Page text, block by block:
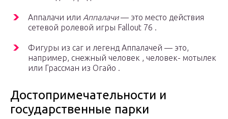
Аппалачи или Аппалачи— это место действия
сетевой ролевой игры Fallout 76 .
Фигуры из саг и легенд Аппалачей — это,
например, снежный человек , человек- мотылек
или Грассман из Огайо .
Достопримечательности и
государственные парки